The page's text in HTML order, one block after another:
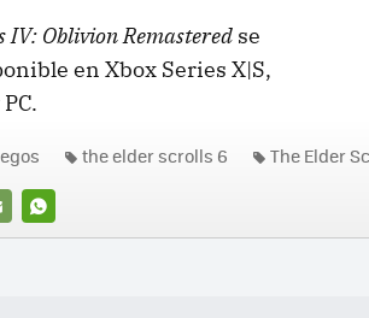
IV: Oblivion Remastered se
en Xbox Series X|S,
WHATSAPP
the elder scrolls 6 The Elder